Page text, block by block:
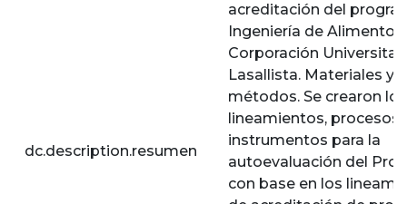
dc.description.resumen
acreditación del
Ingeniería de Alimentos
Corporación
Lasallista. Materiales y
métodos. Se crearon los
lineamientos, procesos
instrumentos para la
autoevaluación del
con base en los